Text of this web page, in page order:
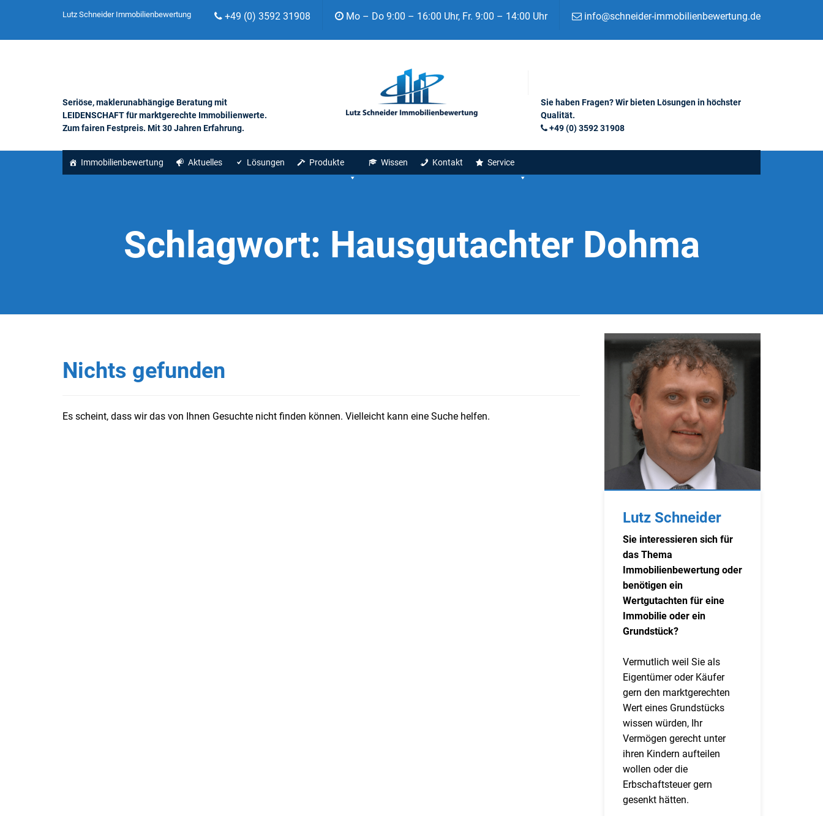
Lutz Schneider Immobilienbewertung +49 (0) 3592 31908 Mo – Do 9:00 – 16:00 Uhr, Fr. 9:00 – 14:00 Uhr info@schneider-immobilienbewertung.de
Seriöse, maklerunabhängige Beratung mit
LEIDENSCHAFT für marktgerechte Immobilienwerte.
Zum fairen Festpreis. Mit 30 Jahren Erfahrung.
Sie haben Fragen? Wir bieten Lösungen in höchster
Qualität.
+49 (0) 3592 31908
Immobilienbewertung Aktuelles Lösungen Produkte Wissen Kontakt Service
Schlagwort: Hausgutachter Dohma
Nichts gefunden
Es scheint, dass wir das von Ihnen Gesuchte nicht finden können. Vielleicht kann eine Suche helfen.
Lutz Schneider
Sie interessieren sich für
das Thema
Immobilienbewertung oder
benötigen ein
Wertgutachten für eine
Immobilie oder ein
Grundstück?
Vermutlich weil Sie als
Eigentümer oder Käufer
gern den marktgerechten
Wert eines Grundstücks
wissen würden, Ihr
Vermögen gerecht unter
ihren Kindern aufteilen
wollen oder die
Erbschaftsteuer gern
gesenkt hätten.